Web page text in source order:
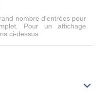
nombre d'entrées pour
Pour un affichage
ci-dessus.